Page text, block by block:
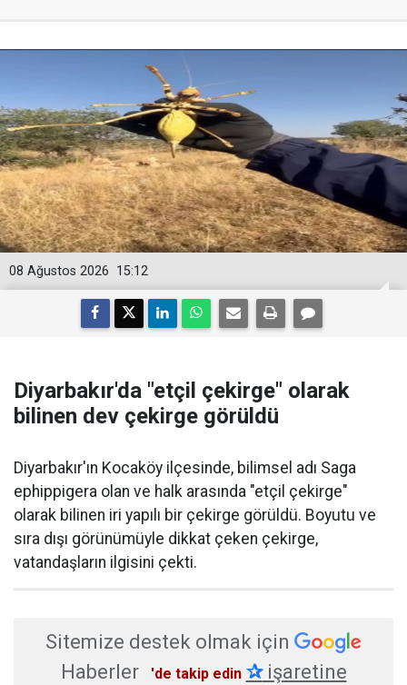
15:12
08 Ağustos 2026
Diyarbakır'da "etçil çekirge" olarak
bilinen dev çekirge görüldü
Diyarbakır'ın Kocaköy ilçesinde, bilimsel adı Saga
ephippigera olan ve halk arasında "etçil çekirge"
olarak bilinen iri yapılı bir çekirge görüldü. Boyutu ve
sıra dışı görünümüyle dikkat çeken çekirge,
vatandaşların ilgisini çekti.
Sitemize destek olmak için
Haberler
'de takip edin ✰işaretine